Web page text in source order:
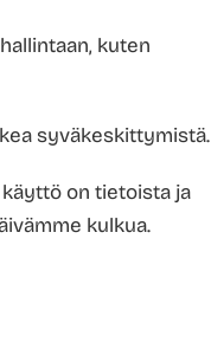
kuten
syväkeskittymistä.
on tietoista ja
kulkua.